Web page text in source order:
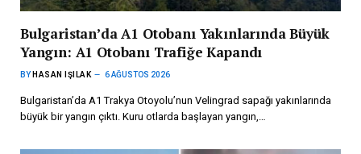
Bulgaristan’da A1 Otobanı Yakınlarında Büyük
Yangın: A1 Otobanı Trafiğe Kapandı
BY HASAN IŞILAK 6 AĞUSTOS 2026
Bulgaristan’da A1 Trakya Otoyolu’nun Velingrad sapağı yakınlarında
büyük bir yangın çıktı. Kuru otlarda başlayan yangın,…